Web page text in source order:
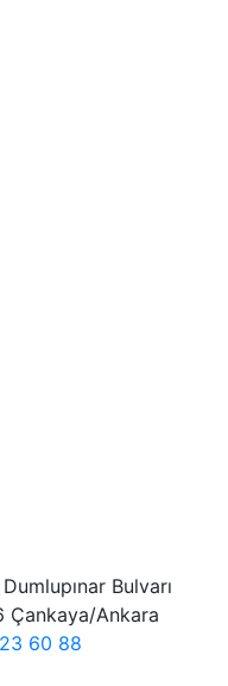
Bulvarı
Çankaya/Ankara
60 88